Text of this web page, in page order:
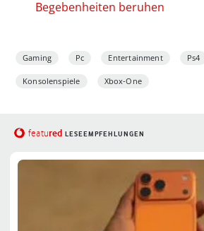
Begebenheiten beruhen
Gaming Pc Entertainment Ps4
Konsolenspiele Xbox-One
featured LESEEMPFEHLUNGEN